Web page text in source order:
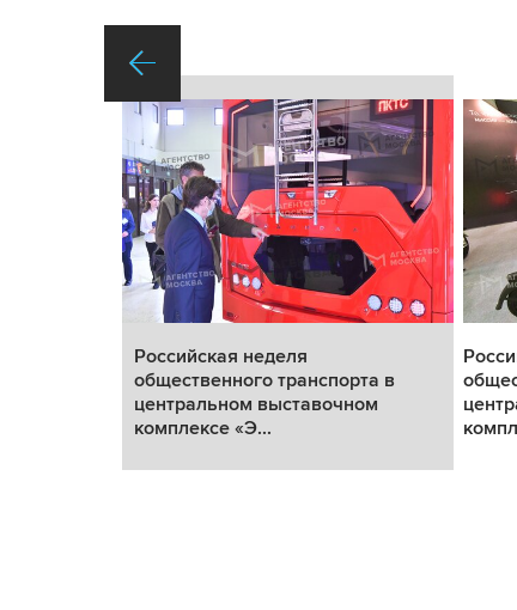
Российская неделя
общественного транспорта в
центральном выставочном
комплексе «Э...